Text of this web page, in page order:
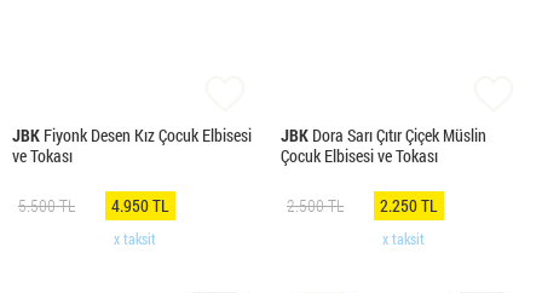
JBK Fiyonk Desen Kız Çocuk Elbisesi
ve Tokası
5.500 TL 4.950 TL
x taksit
JBK Dora Sarı Çıtır Çiçek Müslin
Çocuk Elbisesi ve Tokası
2.500 TL 2.250 TL
x taksit